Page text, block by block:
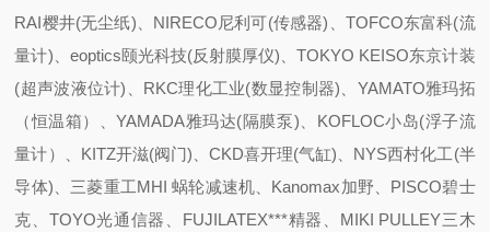
RAI樱井(无尘纸)、NIRECO尼利可(传感器)、TOFCO东富科(流
量计)、eoptics颐光科技(反射膜厚仪)、TOKYO KEISO东京计装
(超声波液位计)、RKC理化工业(数显控制器)、YAMATO雅玛拓
（恒温箱）、YAMADA雅玛达(隔膜泵)、KOFLOC小岛(浮子流
量计）、KITZ开滋(阀门)、CKD喜开理(气缸)、NYS西村化工(半
导体)、三菱重工MHI 蜗轮减速机、Kanomax加野、PISCO碧士
克、TOYO光通信器、FUJILATEX***精器、MIKI PULLEY三木